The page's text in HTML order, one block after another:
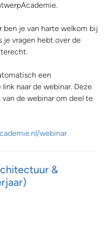
ben je van harte welkom bij
je vragen hebt over de
een
naar de webinar. Deze
de webinar om deel te
webinar
&